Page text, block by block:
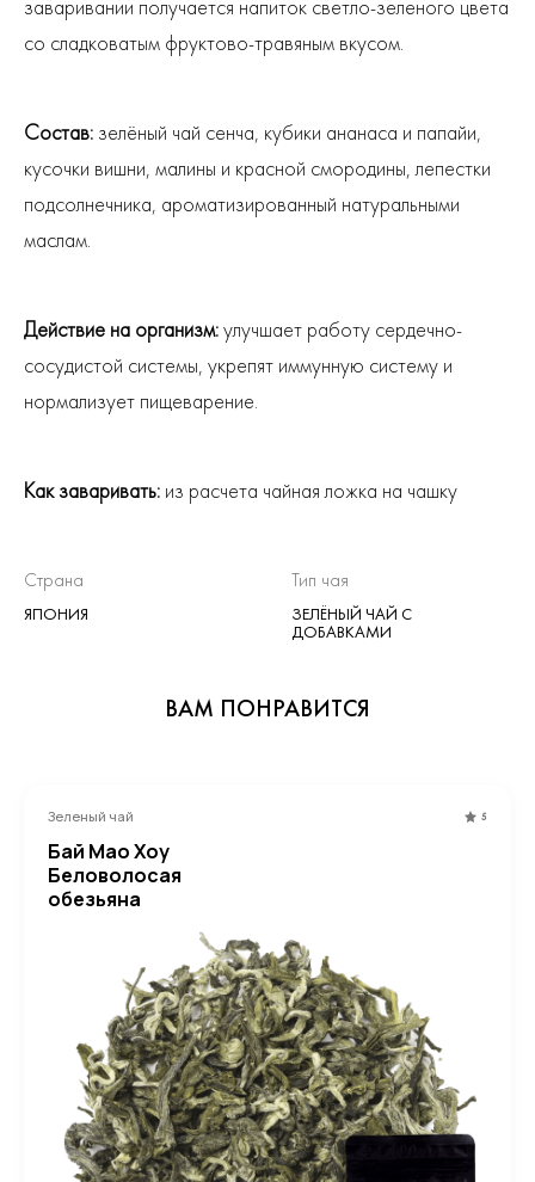
заваривании получается напиток светло-зеленого цвета
со сладковатым фруктово-травяным вкусом.
Состав: зелёный чай сенча, кубики ананаса и папайи,
кусочки вишни, малины и красной смородины, лепестки
подсолнечника, ароматизированный натуральными
маслам.
Действие на организм: улучшает работу сердечно-
сосудистой системы, укрепят иммунную систему и
нормализует пищеварение.
Как заваривать: из расчета чайная ложка на чашку
Страна
ЯПОНИЯ
Тип чая
ЗЕЛЁНЫЙ ЧАЙ С
ДОБАВКАМИ
ВАМ ПОНРАВИТСЯ
Зеленый чай 5
Бай Мао Хоу
Беловолосая
обезьяна